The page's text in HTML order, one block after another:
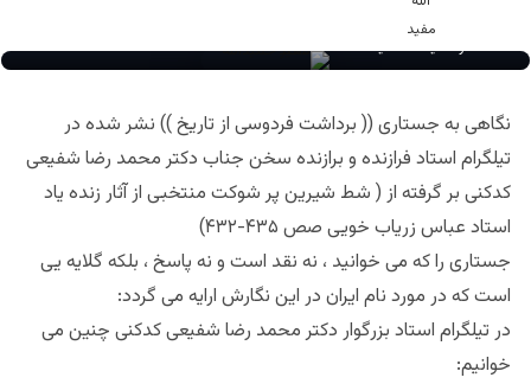
داکتر حمیدالله مفید
نگاهی به جستاری (( برداشت فردوسی از تاریخ )) نشر شده در
تیلگرام استاد فرازنده و برازنده سخن جناب دکتر محمد رضا شفیعی
کدکنی بر گرفته از ( شط شیرین پر شوکت منتخبی از آثار زنده یاد
استاد عباس زریاب خویی صص ۴۳۵-۴۳۲)
جستاری را که می خوانید ، نه نقد است و نه پاسخ ، بلکه گلایه یی
است که در مورد نام ایران در این نگارش ارایه می گردد:
در تیلگرام استاد بزرگوار دکتر محمد رضا شفیعی کدکنی چنین می
خوانیم: